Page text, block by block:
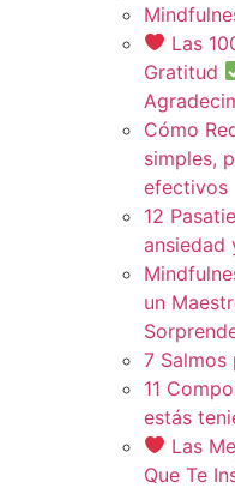
Las
Gratitud
Cómo
simples,
efectivos
12
ansiedad
un
7 Salmos
11
estás
Las
Que Te